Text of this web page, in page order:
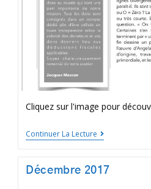
Cliquez sur l'image pour
Continuer La Lecture
Décembre 2017